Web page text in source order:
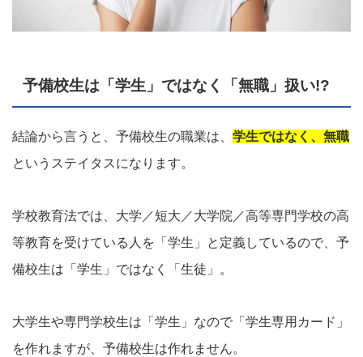
予備校生は「学生」ではなく「無職」扱い!?
結論から言うと、予備校生の職業は、 学生ではなく、無職
というステイタスになります。
学校教育法では、大学／短大／大学院／高等専門学校の高
等教育を受けている人を「学生」と定義しているので、予
備校生は「学生」ではなく「生徒」。
大学生や専門学校生は「学生」なので「学生専用カード」
を作れますが、予備校生は作れません。